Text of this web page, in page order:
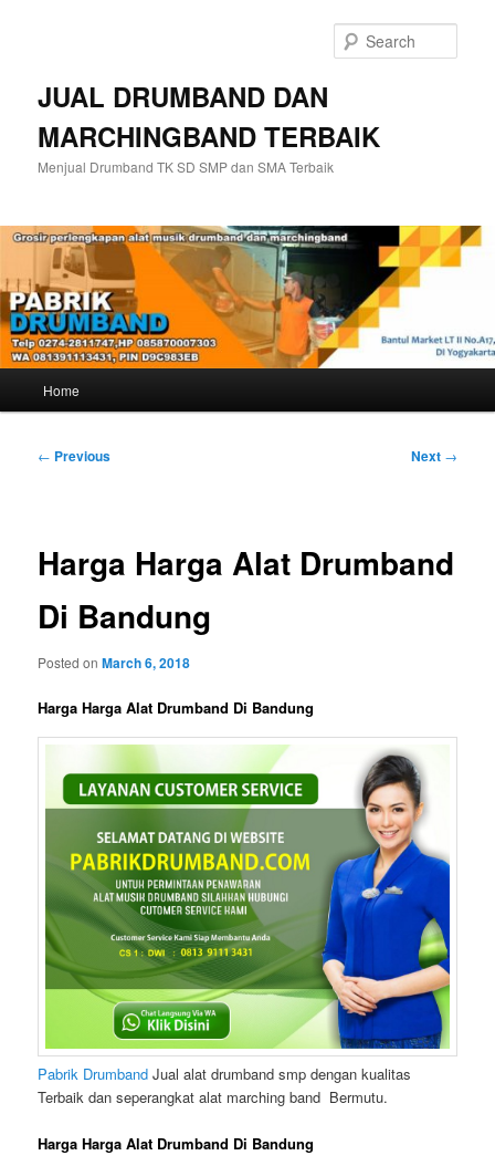
JUAL DRUMBAND DAN
MARCHINGBAND TERBAIK
Menjual Drumband TK SD SMP dan SMA Terbaik
Home
Post
← Previous Next →
Harga Harga Alat Drumband
Di Bandung
Posted onMarch 6, 2018
Harga Harga Alat Drumband Di Bandung
Pabrik Drumband Jual alat drumband smp dengan kualitas
Terbaik dan seperangkat alat marching band Bermutu.
Harga Harga Alat Drumband Di Bandung